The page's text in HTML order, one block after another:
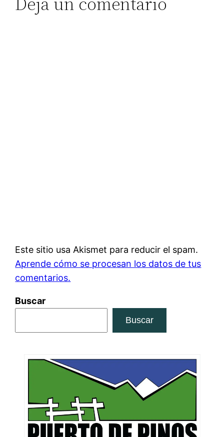
Este sitio usa Akismet para reducir el spam.
Aprende cómo se procesan los datos de tus
comentarios.
Buscar
Buscar